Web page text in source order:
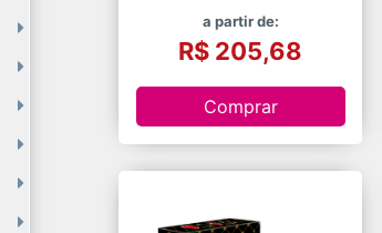
a partir de:
R$ 205,68
Comprar